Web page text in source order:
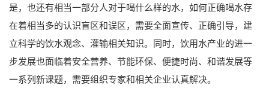
是，也还有相当一部分人对于喝什么样的水，如何正确喝水存
在着相当多的认识盲区和误区，需要全面宣传、正确引导，建
立科学的饮水观念、灌输相关知识。同时，饮用水产业的进一
步发展也面临着安全营养、节能环保、便捷时尚、和谐发展等
一系列新课题，需要组织专家和相关企业认真解决。